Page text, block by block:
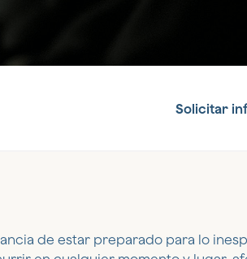
Solicitar
de estar preparado para lo